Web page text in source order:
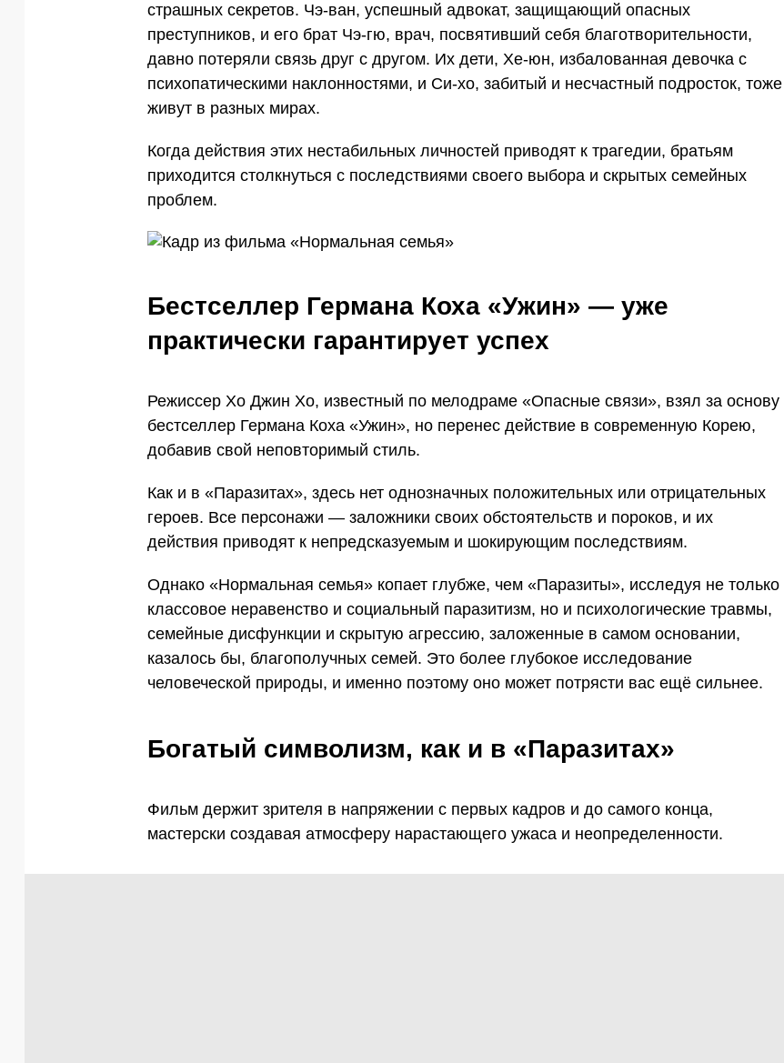
страшных секретов. Чэ-ван, успешный адвокат, защищающий опасных
преступников, и его брат Чэ-гю, врач, посвятивший себя благотворительности,
давно потеряли связь друг с другом. Их дети, Хе-юн, избалованная девочка с
психопатическими наклонностями, и Си-хо, забитый и несчастный подросток, тоже
живут в разных мирах.
Когда действия этих нестабильных личностей приводят к трагедии, братьям
приходится столкнуться с последствиями своего выбора и скрытых семейных
проблем.
Бестселлер Германа Коха «Ужин» — уже
практически гарантирует успех
Режиссер Хо Джин Хо, известный по мелодраме «Опасные связи», взял за основу
бестселлер Германа Коха «Ужин», но перенес действие в современную Корею,
добавив свой неповторимый стиль.
Как и в «Паразитах», здесь нет однозначных положительных или отрицательных
героев. Все персонажи — заложники своих обстоятельств и пороков, и их
действия приводят к непредсказуемым и шокирующим последствиям.
Однако «Нормальная семья» копает глубже, чем «Паразиты», исследуя не только
классовое неравенство и социальный паразитизм, но и психологические травмы,
семейные дисфункции и скрытую агрессию, заложенные в самом основании,
казалось бы, благополучных семей. Это более глубокое исследование
человеческой природы, и именно поэтому оно может потрясти вас ещё сильнее.
Богатый символизм, как и в «Паразитах»
Фильм держит зрителя в напряжении с первых кадров и до самого конца,
мастерски создавая атмосферу нарастающего ужаса и неопределенности.